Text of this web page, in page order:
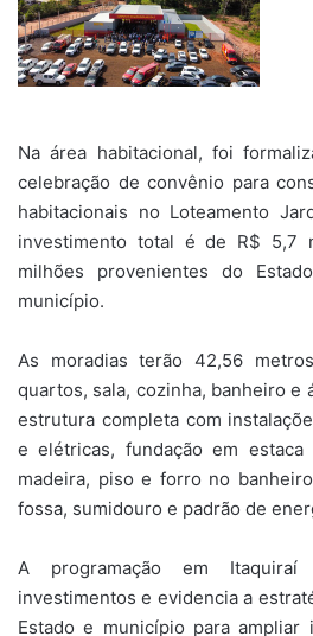
Na área habitacional, foi
celebração de convênio para
habitacionais no Loteamento
investimento total é de R$ 5,7
milhões provenientes do
município.
As moradias terão 42,56
quartos, sala, cozinha, banheiro e
estrutura completa com
e elétricas, fundação em
madeira, piso e forro no
fossa, sumidouro e padrão de
A programação em
investimentos e evidencia a
Estado e município para ampliar